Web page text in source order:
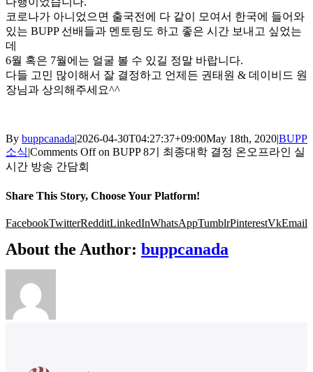
코로나가 아니었으면 출국전에 다 같이 모여서 한국에 들어와
있는 BUPP 선배들과 멘토링도 하고 좋은 시간 보내고 싶었는
데
6월 혹은 7월에는 얼굴 볼 수 있길 정말 바랍니다.
다들 고민 많이해서 잘 결정하고 언제든 권태원 & 데이비드 원
장님과 상의해주세요^^
By buppcanada|2026-04-30T04:27:37+09:00May 18th, 2020|BUPP
소식|Comments Offon BUPP 8기 최종대학 결정 온오프라인 실
시간 방송 간담회
Share This Story, Choose Your Platform!
FacebookTwitterRedditLinkedInWhatsAppTumblrPinterestVkEmail
About the Author: buppcanada